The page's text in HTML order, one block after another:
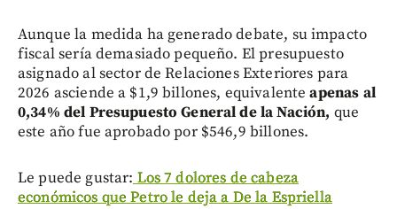
Aunque la medida ha generado debate, su impacto
fiscal sería demasiado pequeño. El presupuesto
asignado al sector de Relaciones Exteriores para
2026 asciende a $1,9 billones, equivalenteapenas al
0,34% del Presupuesto General de la Nación, que
este año fue aprobado por $546,9 billones.
Le puede gustar: Los 7 dolores de cabeza
económicos que Petro le deja a De la Espriella